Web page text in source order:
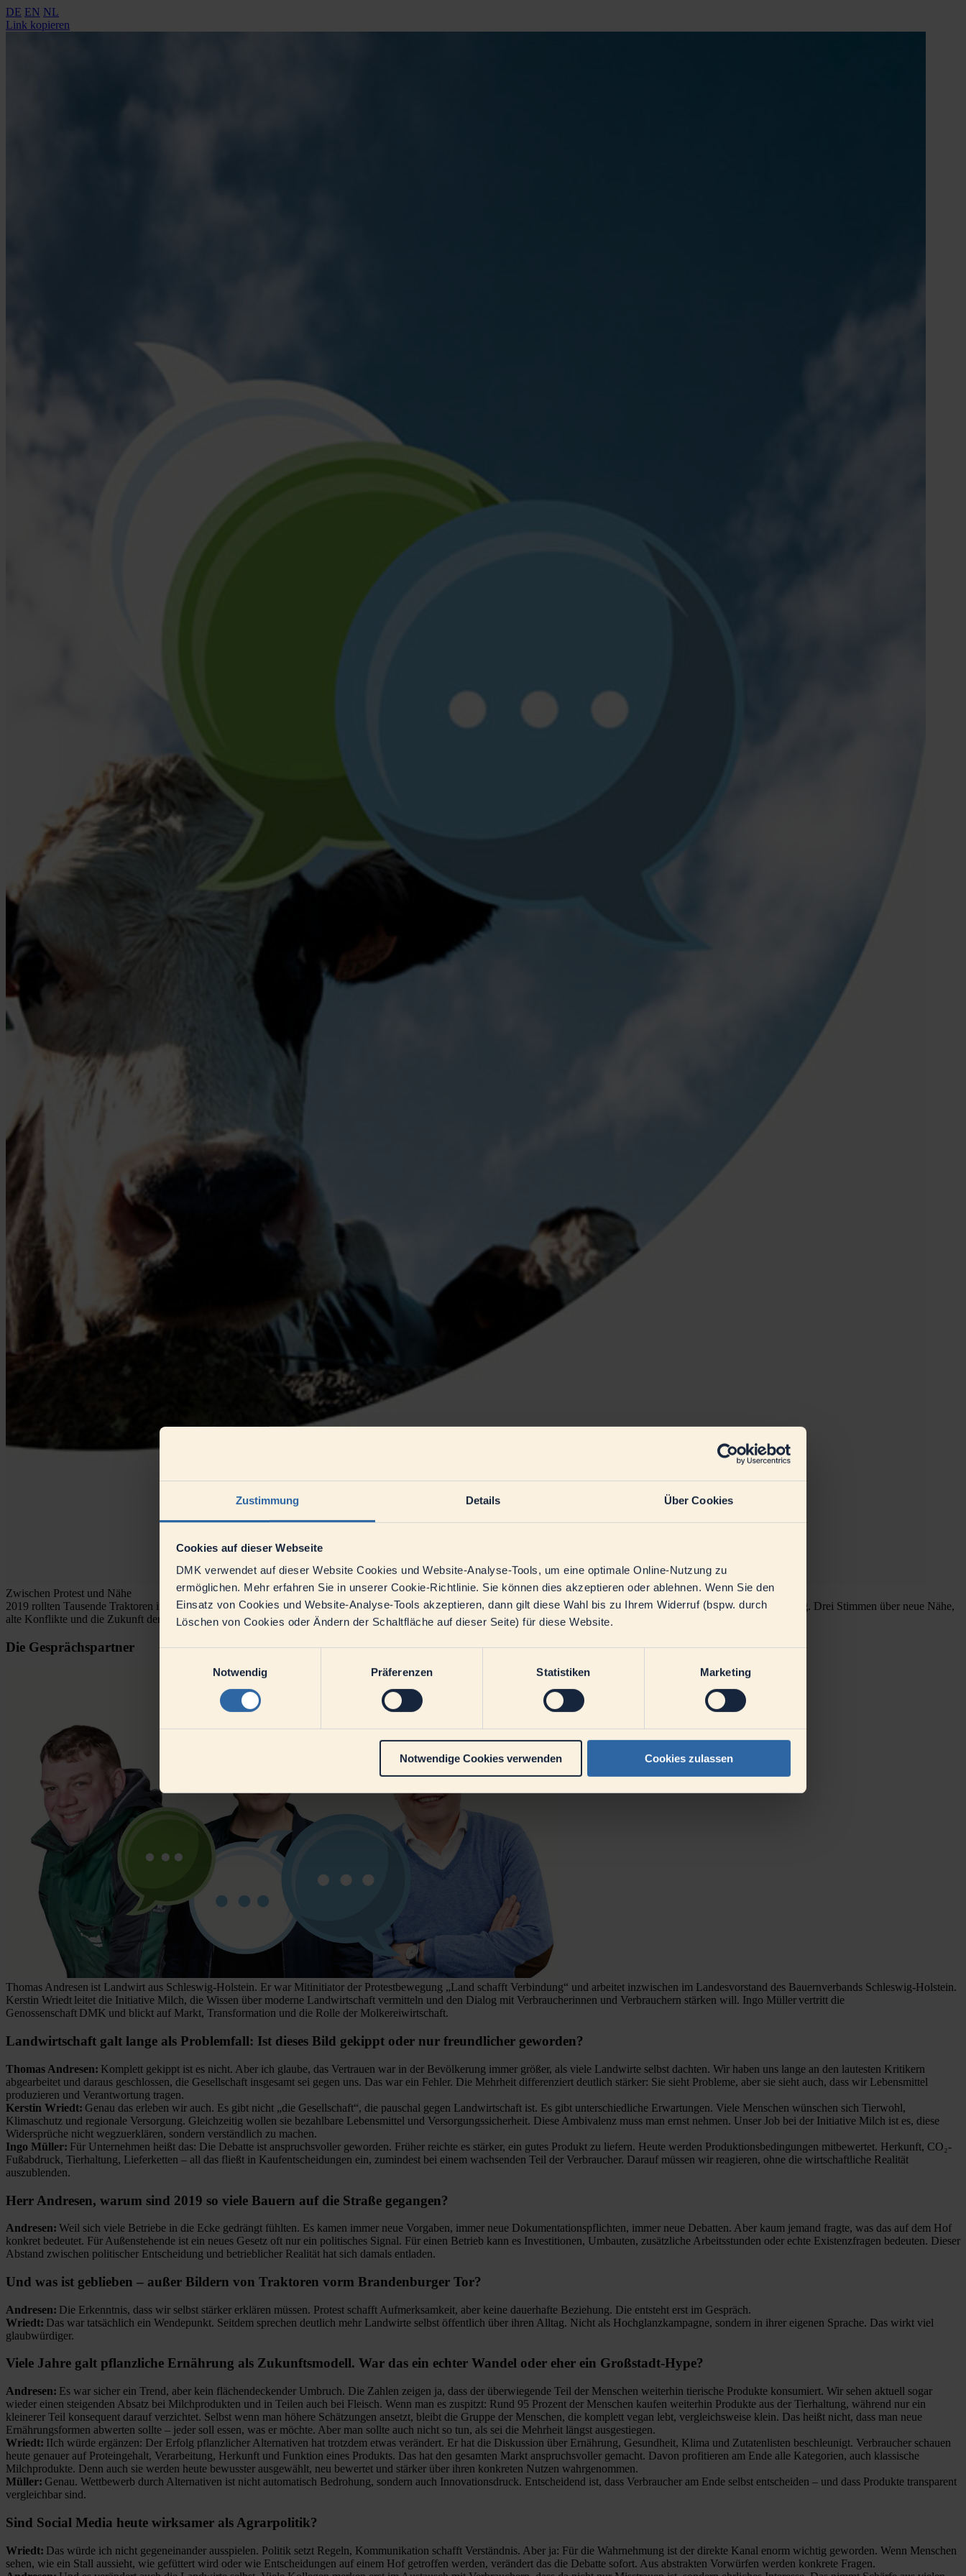
Zustimmung Details Über Cookies
Cookies auf dieser Webseite
DMK verwendet auf dieser Website Cookies und Website-Analyse-Tools, um eine optimale Online-Nutzung zu
ermöglichen. Mehr erfahren Sie in unserer Cookie-Richtlinie. Sie können dies akzeptieren oder ablehnen. Wenn Sie den
Einsatz von Cookies und Website-Analyse-Tools akzeptieren, dann gilt diese Wahl bis zu Ihrem Widerruf (bspw. durch
Löschen von Cookies oder Ändern der Schaltfläche auf dieser Seite) für diese Website.
Notwendig
Präferenzen Statistiken Marketing
Notwendige Cookies verwenden Cookies zulassen
DE EN NL
Link kopieren
Zwischen Protest und Nähe
2019 rollten Tausende Traktoren in deutsche Städte. Der Frust war groß: neue Auflagen, mehr Bürokratie, wenig Gehör. Heute suchen Höfe und Molkereien den direkten Dialog. Drei Stimmen über neue Nähe,
alte Konflikte und die Zukunft der Landwirtschaft.
Die Gesprächspartner
Thomas Andresen ist Landwirt aus Schleswig-Holstein. Er war Mitinitiator der Protestbewegung „Land schafft Verbindung“ und arbeitet inzwischen im Landesvorstand des Bauernverbands Schleswig-Holstein.
Kerstin Wriedt leitet die Initiative Milch, die Wissen über moderne Landwirtschaft vermitteln und den Dialog mit Verbraucherinnen und Verbrauchern stärken will. Ingo Müller vertritt die
Genossenschaft DMK und blickt auf Markt, Transformation und die Rolle der Molkereiwirtschaft.
Landwirtschaft galt lange als Problemfall: Ist dieses Bild gekippt oder nur freundlicher geworden?
Thomas Andresen: Komplett gekippt ist es nicht. Aber ich glaube, das Vertrauen war in der Bevölkerung immer größer, als viele Landwirte selbst dachten. Wir haben uns lange an den lautesten Kritikern
abgearbeitet und daraus geschlossen, die Gesellschaft insgesamt sei gegen uns. Das war ein Fehler. Die Mehrheit differenziert deutlich stärker: Sie sieht Probleme, aber sie sieht auch, dass wir Lebensmittel
produzieren und Verantwortung tragen.
Kerstin Wriedt: Genau das erleben wir auch. Es gibt nicht „die Gesellschaft“, die pauschal gegen Landwirtschaft ist. Es gibt unterschiedliche Erwartungen. Viele Menschen wünschen sich Tierwohl,
Klimaschutz und regionale Versorgung. Gleichzeitig wollen sie bezahlbare Lebensmittel und Versorgungssicherheit. Diese Ambivalenz muss man ernst nehmen. Unser Job bei der Initiative Milch ist es, diese
Widersprüche nicht wegzuerklären, sondern verständlich zu machen.
Ingo Müller: Für Unternehmen heißt das: Die Debatte ist anspruchsvoller geworden. Früher reichte es stärker, ein gutes Produkt zu liefern. Heute werden Produktionsbedingungen mitbewertet. Herkunft, CO₂-
Fußabdruck, Tierhaltung, Lieferketten – all das fließt in Kaufentscheidungen ein, zumindest bei einem wachsenden Teil der Verbraucher. Darauf müssen wir reagieren, ohne die wirtschaftliche Realität
auszublenden.
Herr Andresen, warum sind 2019 so viele Bauern auf die Straße gegangen?
Andresen: Weil sich viele Betriebe in die Ecke gedrängt fühlten. Es kamen immer neue Vorgaben, immer neue Dokumentationspflichten, immer neue Debatten. Aber kaum jemand fragte, was das auf dem Hof
konkret bedeutet. Für Außenstehende ist ein neues Gesetz oft nur ein politisches Signal. Für einen Betrieb kann es Investitionen, Umbauten, zusätzliche Arbeitsstunden oder echte Existenzfragen bedeuten. Dieser
Abstand zwischen politischer Entscheidung und betrieblicher Realität hat sich damals entladen.
Und was ist geblieben – außer Bildern von Traktoren vorm Brandenburger Tor?
Andresen: Die Erkenntnis, dass wir selbst stärker erklären müssen. Protest schafft Aufmerksamkeit, aber keine dauerhafte Beziehung. Die entsteht erst im Gespräch.
Wriedt: Das war tatsächlich ein Wendepunkt. Seitdem sprechen deutlich mehr Landwirte selbst öffentlich über ihren Alltag. Nicht als Hochglanzkampagne, sondern in ihrer eigenen Sprache. Das wirkt viel
glaubwürdiger.
Viele Jahre galt pflanzliche Ernährung als Zukunftsmodell. War das ein echter Wandel oder eher ein Großstadt-Hype?
Andresen: Es war sicher ein Trend, aber kein flächendeckender Umbruch. Die Zahlen zeigen ja, dass der überwiegende Teil der Menschen weiterhin tierische Produkte konsumiert. Wir sehen aktuell sogar
wieder einen steigenden Absatz bei Milchprodukten und in Teilen auch bei Fleisch. Wenn man es zuspitzt: Rund 95 Prozent der Menschen kaufen weiterhin Produkte aus der Tierhaltung, während nur ein
kleinerer Teil konsequent darauf verzichtet. Selbst wenn man höhere Schätzungen ansetzt, bleibt die Gruppe der Menschen, die komplett vegan lebt, vergleichsweise klein. Das heißt nicht, dass man neue
Ernährungsformen abwerten sollte – jeder soll essen, was er möchte. Aber man sollte auch nicht so tun, als sei die Mehrheit längst ausgestiegen.
Wriedt: IIch würde ergänzen: Der Erfolg pflanzlicher Alternativen hat trotzdem etwas verändert. Er hat die Diskussion über Ernährung, Gesundheit, Klima und Zutatenlisten beschleunigt. Verbraucher schauen
heute genauer auf Proteingehalt, Verarbeitung, Herkunft und Funktion eines Produkts. Das hat den gesamten Markt anspruchsvoller gemacht. Davon profitieren am Ende alle Kategorien, auch klassische
Milchprodukte. Denn auch sie werden heute bewusster ausgewählt, neu bewertet und stärker über ihren konkreten Nutzen wahrgenommen.
Müller: Genau. Wettbewerb durch Alternativen ist nicht automatisch Bedrohung, sondern auch Innovationsdruck. Entscheidend ist, dass Verbraucher am Ende selbst entscheiden – und dass Produkte transparent
vergleichbar sind.
Sind Social Media heute wirksamer als Agrarpolitik?
Wriedt: Das würde ich nicht gegeneinander ausspielen. Politik setzt Regeln, Kommunikation schafft Verständnis. Aber ja: Für die Wahrnehmung ist der direkte Kanal enorm wichtig geworden. Wenn Menschen
sehen, wie ein Stall aussieht, wie gefüttert wird oder wie Entscheidungen auf einem Hof getroffen werden, verändert das die Debatte sofort. Aus abstrakten Vorwürfen werden konkrete Fragen.